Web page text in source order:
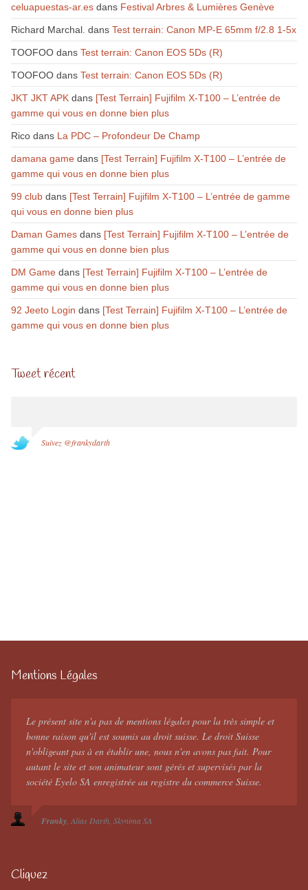
celuapuestas-ar.esdans Festival Arbres & Lumières Genève
Richard Marchal. dans Test terrain: Canon MP-E 65mm f/2.8 1-5x
TOOFOOdans Test terrain: Canon EOS 5Ds (R)
TOOFOOdans Test terrain: Canon EOS 5Ds (R)
JKT JKT APKdans [Test Terrain] Fujifilm X-T100 – L’entrée de
gamme qui vous en donne bien plus
Ricodans La PDC – Profondeur De Champ
damana gamedans [Test Terrain] Fujifilm X-T100 – L’entrée de
gamme qui vous en donne bien plus
99 clubdans [Test Terrain] Fujifilm X-T100 – L’entrée de gamme
qui vous en donne bien plus
Daman Gamesdans [Test Terrain] Fujifilm X-T100 – L’entrée de
gamme qui vous en donne bien plus
DM Gamedans [Test Terrain] Fujifilm X-T100 – L’entrée de
gamme qui vous en donne bien plus
92 Jeeto Login dans [Test Terrain] Fujifilm X-T100 – L’entrée de
gamme qui vous en donne bien plus
Tweet récent
Suivez @frankydarth
Mentions Légales
Le présent site n'a pas de mentions légales pour la très simple et
bonne raison qu'il est soumis au droit suisse. Le droit Suisse
n'obligeant pas à en établir une, nous n'en avons pas fait. Pour
autant le site et son animateur sont gérés et supervisés par la
société Eyelo SA enregistrée au registre du commerce Suisse.
Franky Alias Darth Skynima SA
Cliquez